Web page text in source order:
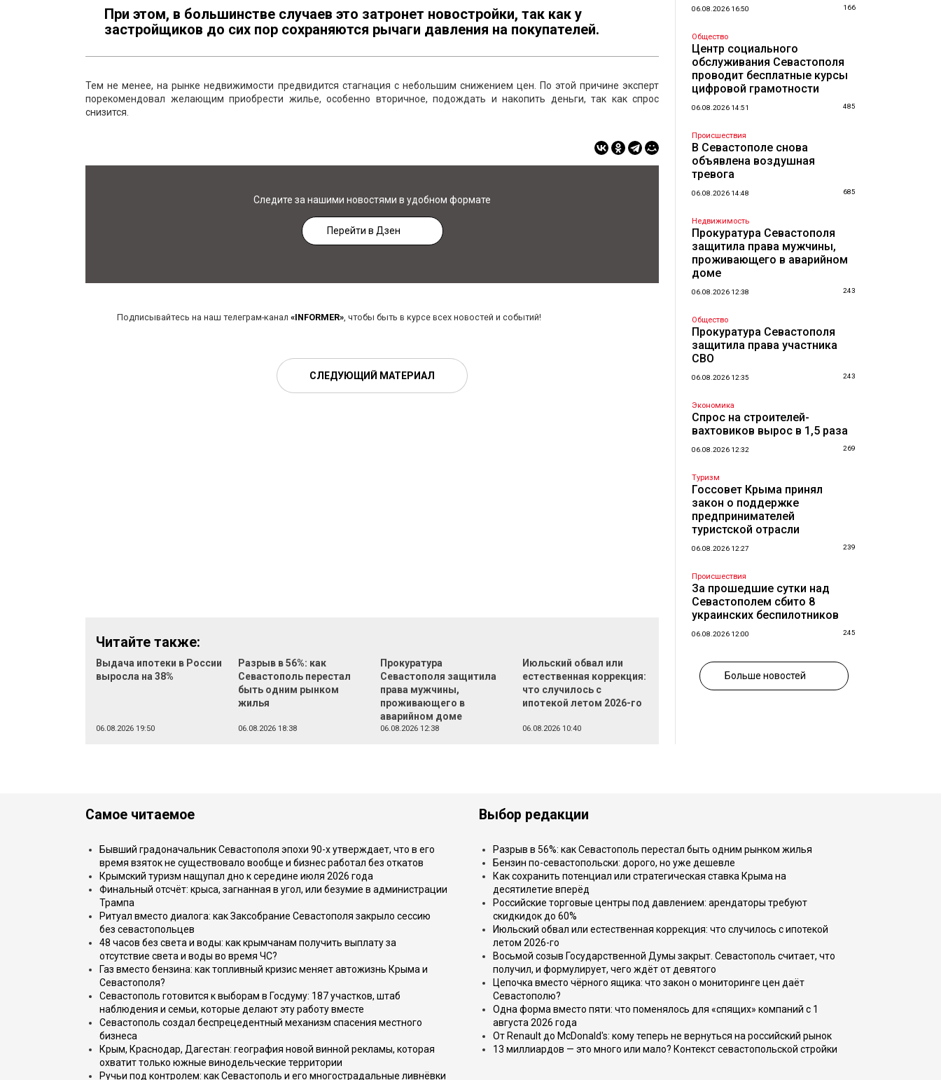
При этом, в большинстве случаев это затронет новостройки, так как у
застройщиков до сих пор сохраняются рычаги давления на покупателей.
Тем не менее, на рынке недвижимости предвидится стагнация с небольшим снижением цен. По этой причине эксперт
порекомендовал желающим приобрести жилье, особенно вторичное, подождать и накопить деньги, так как спрос
снизится.
Следите за нашими новостями в удобном формате
Перейти в Дзен
Подписывайтесь на наш телеграм-канал «INFORMER», чтобы быть в курсе всех новостей и событий!
СЛЕДУЮЩИЙ МАТЕРИАЛ
Читайте также:
Выдача ипотеки в России
выросла на 38%
06.08.2026 19:50
Разрыв в 56%: как
Севастополь перестал
быть одним рынком
жилья
06.08.2026 18:38
Прокуратура
Севастополя защитила
права мужчины,
проживающего в
аварийном доме
06.08.2026 12:38
Июльский обвал или
естественная коррекция:
что случилось с
ипотекой летом 2026-го
06.08.2026 10:40
06.08.2026 16:50 166
Общество
Центр социального
обслуживания Севастополя
проводит бесплатные курсы
цифровой грамотности
06.08.2026 14:51 485
Происшествия
В Севастополе снова
объявлена воздушная
тревога
06.08.2026 14:48 685
Недвижимость
Прокуратура Севастополя
защитила права мужчины,
проживающего в аварийном
доме
06.08.2026 12:38 243
Общество
Прокуратура Севастополя
защитила права участника
СВО
06.08.2026 12:35 243
Экономика
Спрос на строителей-
вахтовиков вырос в 1,5 раза
06.08.2026 12:32 269
Туризм
Госсовет Крыма принял
закон о поддержке
предпринимателей
туристской отрасли
06.08.2026 12:27 239
Происшествия
За прошедшие сутки над
Севастополем сбито 8
украинских беспилотников
06.08.2026 12:00 245
Больше новостей
Самое читаемое
Бывший градоначальник Севастополя эпохи 90-х утверждает, что в его
время взяток не существовало вообще и бизнес работал без откатов
Крымский туризм нащупал дно к середине июля 2026 года
Финальный отсчёт: крыса, загнанная в угол, или безумие в администрации
Трампа
Ритуал вместо диалога: как Заксобрание Севастополя закрыло сессию
без севастопольцев
48 часов без света и воды: как крымчанам получить выплату за
отсутствие света и воды во время ЧС?
Газ вместо бензина: как топливный кризис меняет автожизнь Крыма и
Севастополя?
Севастополь готовится к выборам в Госдуму: 187 участков, штаб
наблюдения и семьи, которые делают эту работу вместе
Севастополь создал беспрецедентный механизм спасения местного
бизнеса
Крым, Краснодар, Дагестан: география новой винной рекламы, которая
охватит только южные винодельческие территории
Ручьи под контролем: как Севастополь и его многострадальные ливнёвки
Выбор редакции
Разрыв в 56%: как Севастополь перестал быть одним рынком жилья
Бензин по-севастопольски: дорого, но уже дешевле
Как сохранить потенциал или стратегическая ставка Крыма на
десятилетие вперёд
Российские торговые центры под давлением: арендаторы требуют
скидкидок до 60%
Июльский обвал или естественная коррекция: что случилось с ипотекой
летом 2026-го
Восьмой созыв Государственной Думы закрыт. Севастополь считает, что
получил, и формулирует, чего ждёт от девятого
Цепочка вместо чёрного ящика: что закон о мониторинге цен даёт
Севастополю?
Одна форма вместо пяти: что поменялось для «спящих» компаний с 1
августа 2026 года
От Renault до McDonald's: кому теперь не вернуться на российский рынок
13 миллиардов — это много или мало? Контекст севастопольской стройки